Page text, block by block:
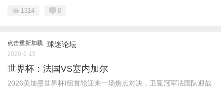
1314 0
点击重新加载 球迷论坛
2026-6-19
世界杯：法国VS塞内加尔
2026美加墨世界杯I组首轮迎来一场焦点对决，卫冕冠军法国队迎战